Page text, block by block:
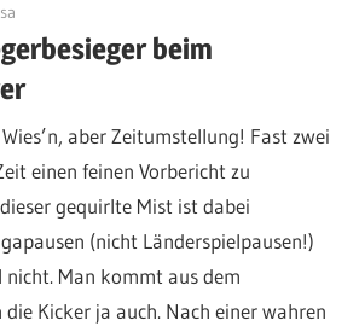
beim
aber Zeitumstellung! Fast zwei
einen feinen Vorbericht zu
gequirlte Mist ist dabei
(nicht Länderspielpausen!)
Man kommt aus dem
die Kicker ja auch. Nach einer wahren